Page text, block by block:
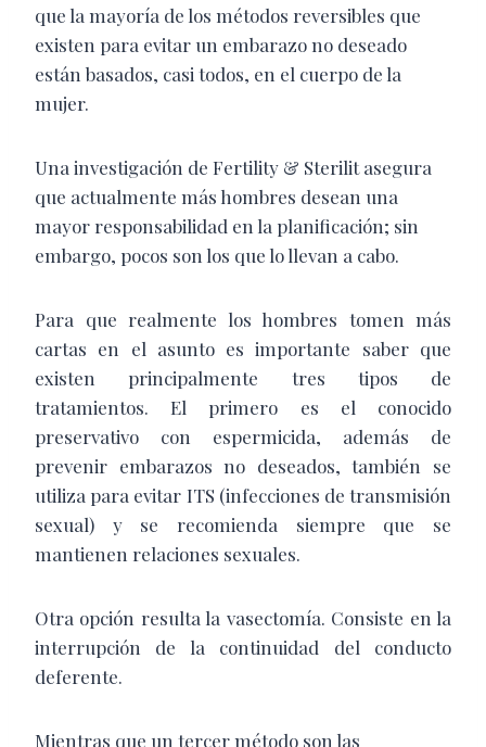
que la mayoría de los métodos reversibles que
existen para evitar un embarazo no deseado
están basados, casi todos, en el cuerpo de la
mujer.
Una investigación de Fertility & Sterilit asegura
que actualmente más hombres desean una
mayor responsabilidad en la planificación; sin
embargo, pocos son los que lo llevan a cabo.
Para que realmente los hombres tomen más
cartas en el asunto es importante saber que
existen principalmente tres tipos de
tratamientos. El primero es el conocido
preservativo con espermicida, además de
prevenir embarazos no deseados, también se
utiliza para evitar ITS (infecciones de transmisión
sexual) y se recomienda siempre que se
mantienen relaciones sexuales.
Otra opción resulta la vasectomía. Consiste en la
interrupción de la continuidad del conducto
deferente.
Mientras que un tercer método son las